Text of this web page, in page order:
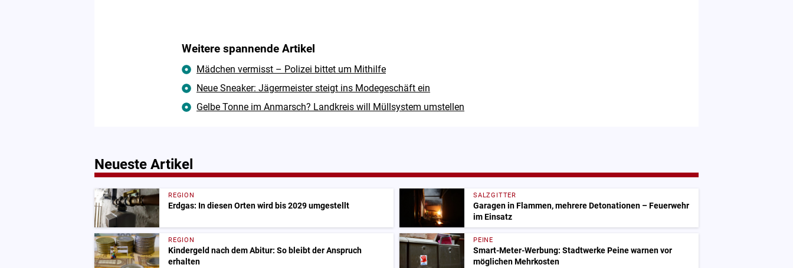
Weitere spannende Artikel
Mädchen vermisst – Polizei bittet um Mithilfe
Neue Sneaker: Jägermeister steigt ins Modegeschäft ein
Gelbe Tonne im Anmarsch? Landkreis will Müllsystem umstellen
Neueste Artikel
REGION
Erdgas: In diesen Orten wird bis 2029 umgestellt
SALZGITTER
Garagen in Flammen, mehrere Detonationen – Feuerwehr
im Einsatz
REGION
Kindergeld nach dem Abitur: So bleibt der Anspruch
erhalten
PEINE
Smart-Meter-Werbung: Stadtwerke Peine warnen vor
möglichen Mehrkosten